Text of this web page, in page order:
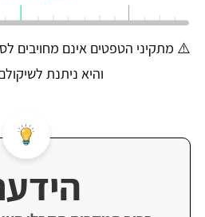
⚠️ מתקיני הטפטים אינם מחויבים
והיא ניתנת